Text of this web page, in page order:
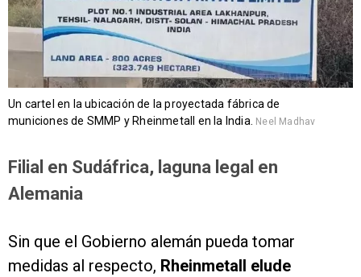
Un cartel en la ubicación de la proyectada fábrica de
municiones de SMMP y Rheinmetall en la India.
Neel Madhav
Filial en Sudáfrica, laguna legal en
Alemania
Sin que el Gobierno alemán pueda tomar
medidas al respecto, Rheinmetall elude